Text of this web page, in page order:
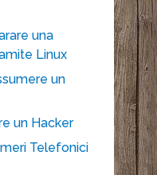
una
Linux
un
un Hacker
Telefonici